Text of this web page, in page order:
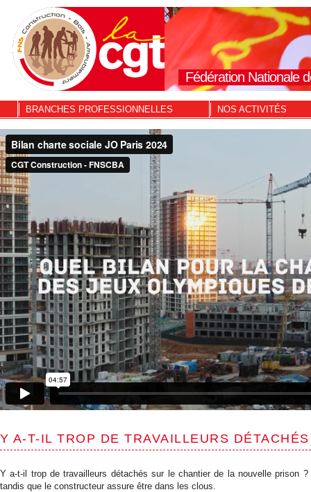
Fédération Nationale
BRANCHES PROFESSIONNELLES NOS ACTIVITÉS
Y A-T-IL TROP DE TRAVAILLEURS
Y a-t-il trop de travailleurs détachés sur le chantier de la nouvelle prison
tandis que le constructeur assure être dans les clous.